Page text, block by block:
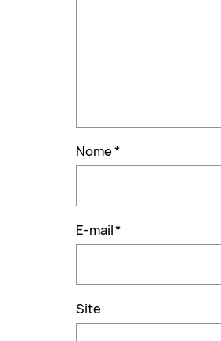
Nome*
E-mail*
Site